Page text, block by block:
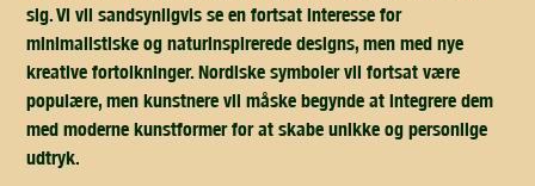
sig. Vi vil sandsynligvis se en fortsat interesse for
minimalistiske og naturinspirerede designs, men med nye
kreative fortolkninger. Nordiske symboler vil fortsat være
populære, men kunstnere vil måske begynde at integrere dem
med moderne kunstformer for at skabe unikke og personlige
udtryk.